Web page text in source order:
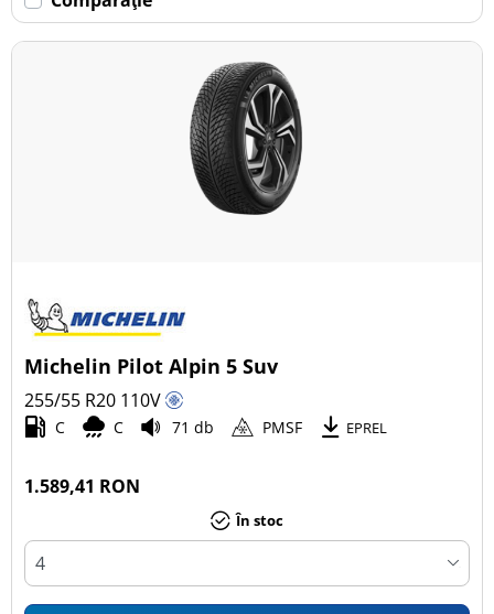
Michelin Pilot Alpin 5 Suv
255/55 R20 110V
C C 71 db PMSF EPREL
1.589,41 RON
În stoc